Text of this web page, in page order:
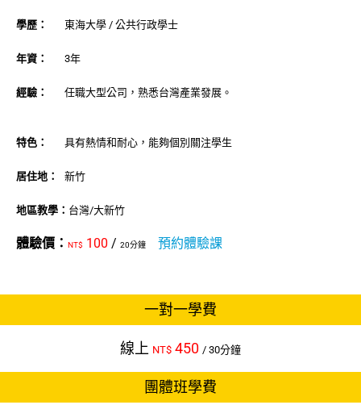
學歷： 東海大學 / 公共行政學士
年資： 3年
經驗： 任職大型公司，熟悉台灣產業發展。
特色： 具有熱情和耐心，能夠個別關注學生
居住地： 新竹
地區教學： 台灣/大新竹
體驗價： NT$ 100 / 20分鐘 預約體驗課
一對一學費
線上 NT$ 450 / 30分鐘
團體班學費